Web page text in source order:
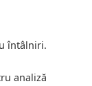
întâlniri.
analiză